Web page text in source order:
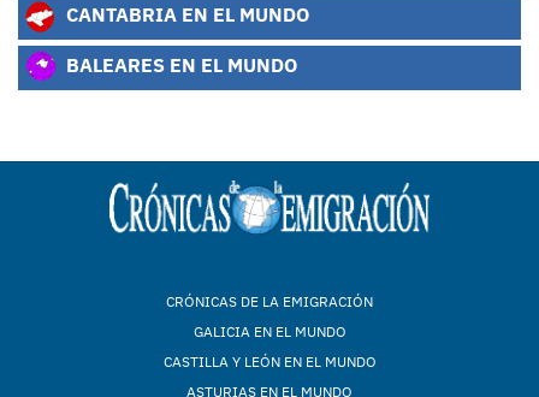
CANTABRIA EN EL MUNDO
BALEARES EN EL MUNDO
CRÓNICAS DE LA EMIGRACIÓN
GALICIA EN EL MUNDO
CASTILLA Y LEÓN EN EL MUNDO
ASTURIAS EN EL MUNDO